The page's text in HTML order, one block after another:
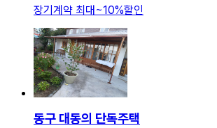
장기계약 최대 ~10%할인
동구 대동의 단독주택